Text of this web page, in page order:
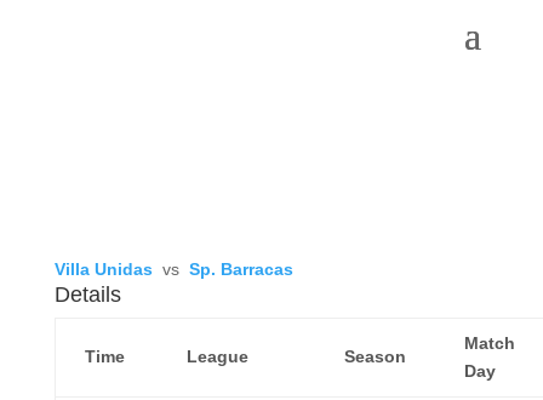
Villa Unidas vs Sp. Barracas
Details
Time League Season
Match
Day